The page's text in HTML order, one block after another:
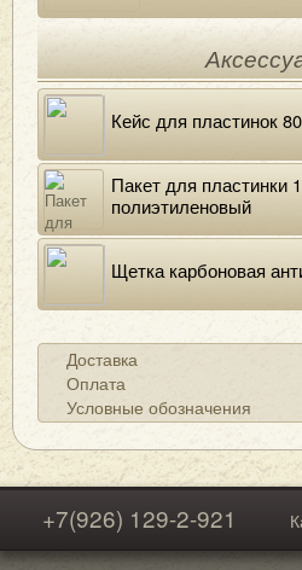
Кейс для пластинок 80
Пакет для пластинки
полиэтиленовый
Щетка карбоновая
Доставка
Оплата
Условные обозначения
+7(926) 129-2-921